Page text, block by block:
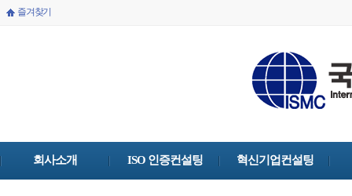
즐겨찾기
회사소개 ISO 인증컨설팅 혁신기업컨설팅